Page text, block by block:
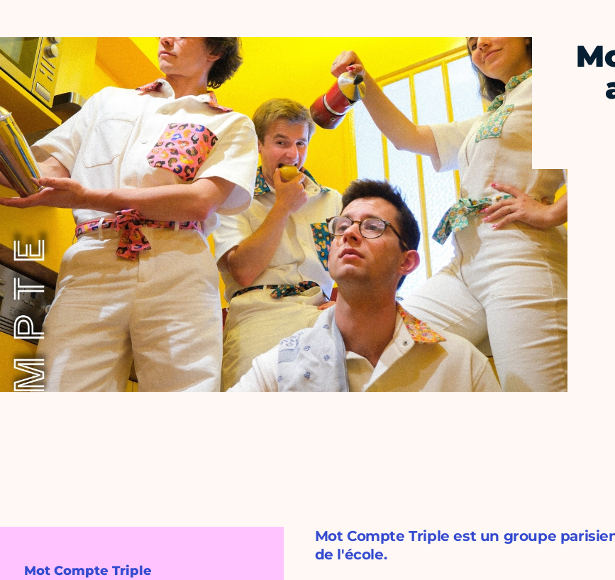
Mot Compte Triple
Mot Compte Triple est un groupe
de l'école.